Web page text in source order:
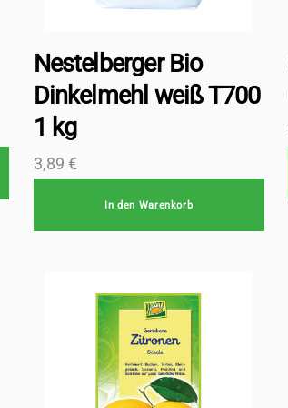
Nestelberger Bio
Dinkelmehl weiß T700
1 kg
3,89 €
In den Warenkorb